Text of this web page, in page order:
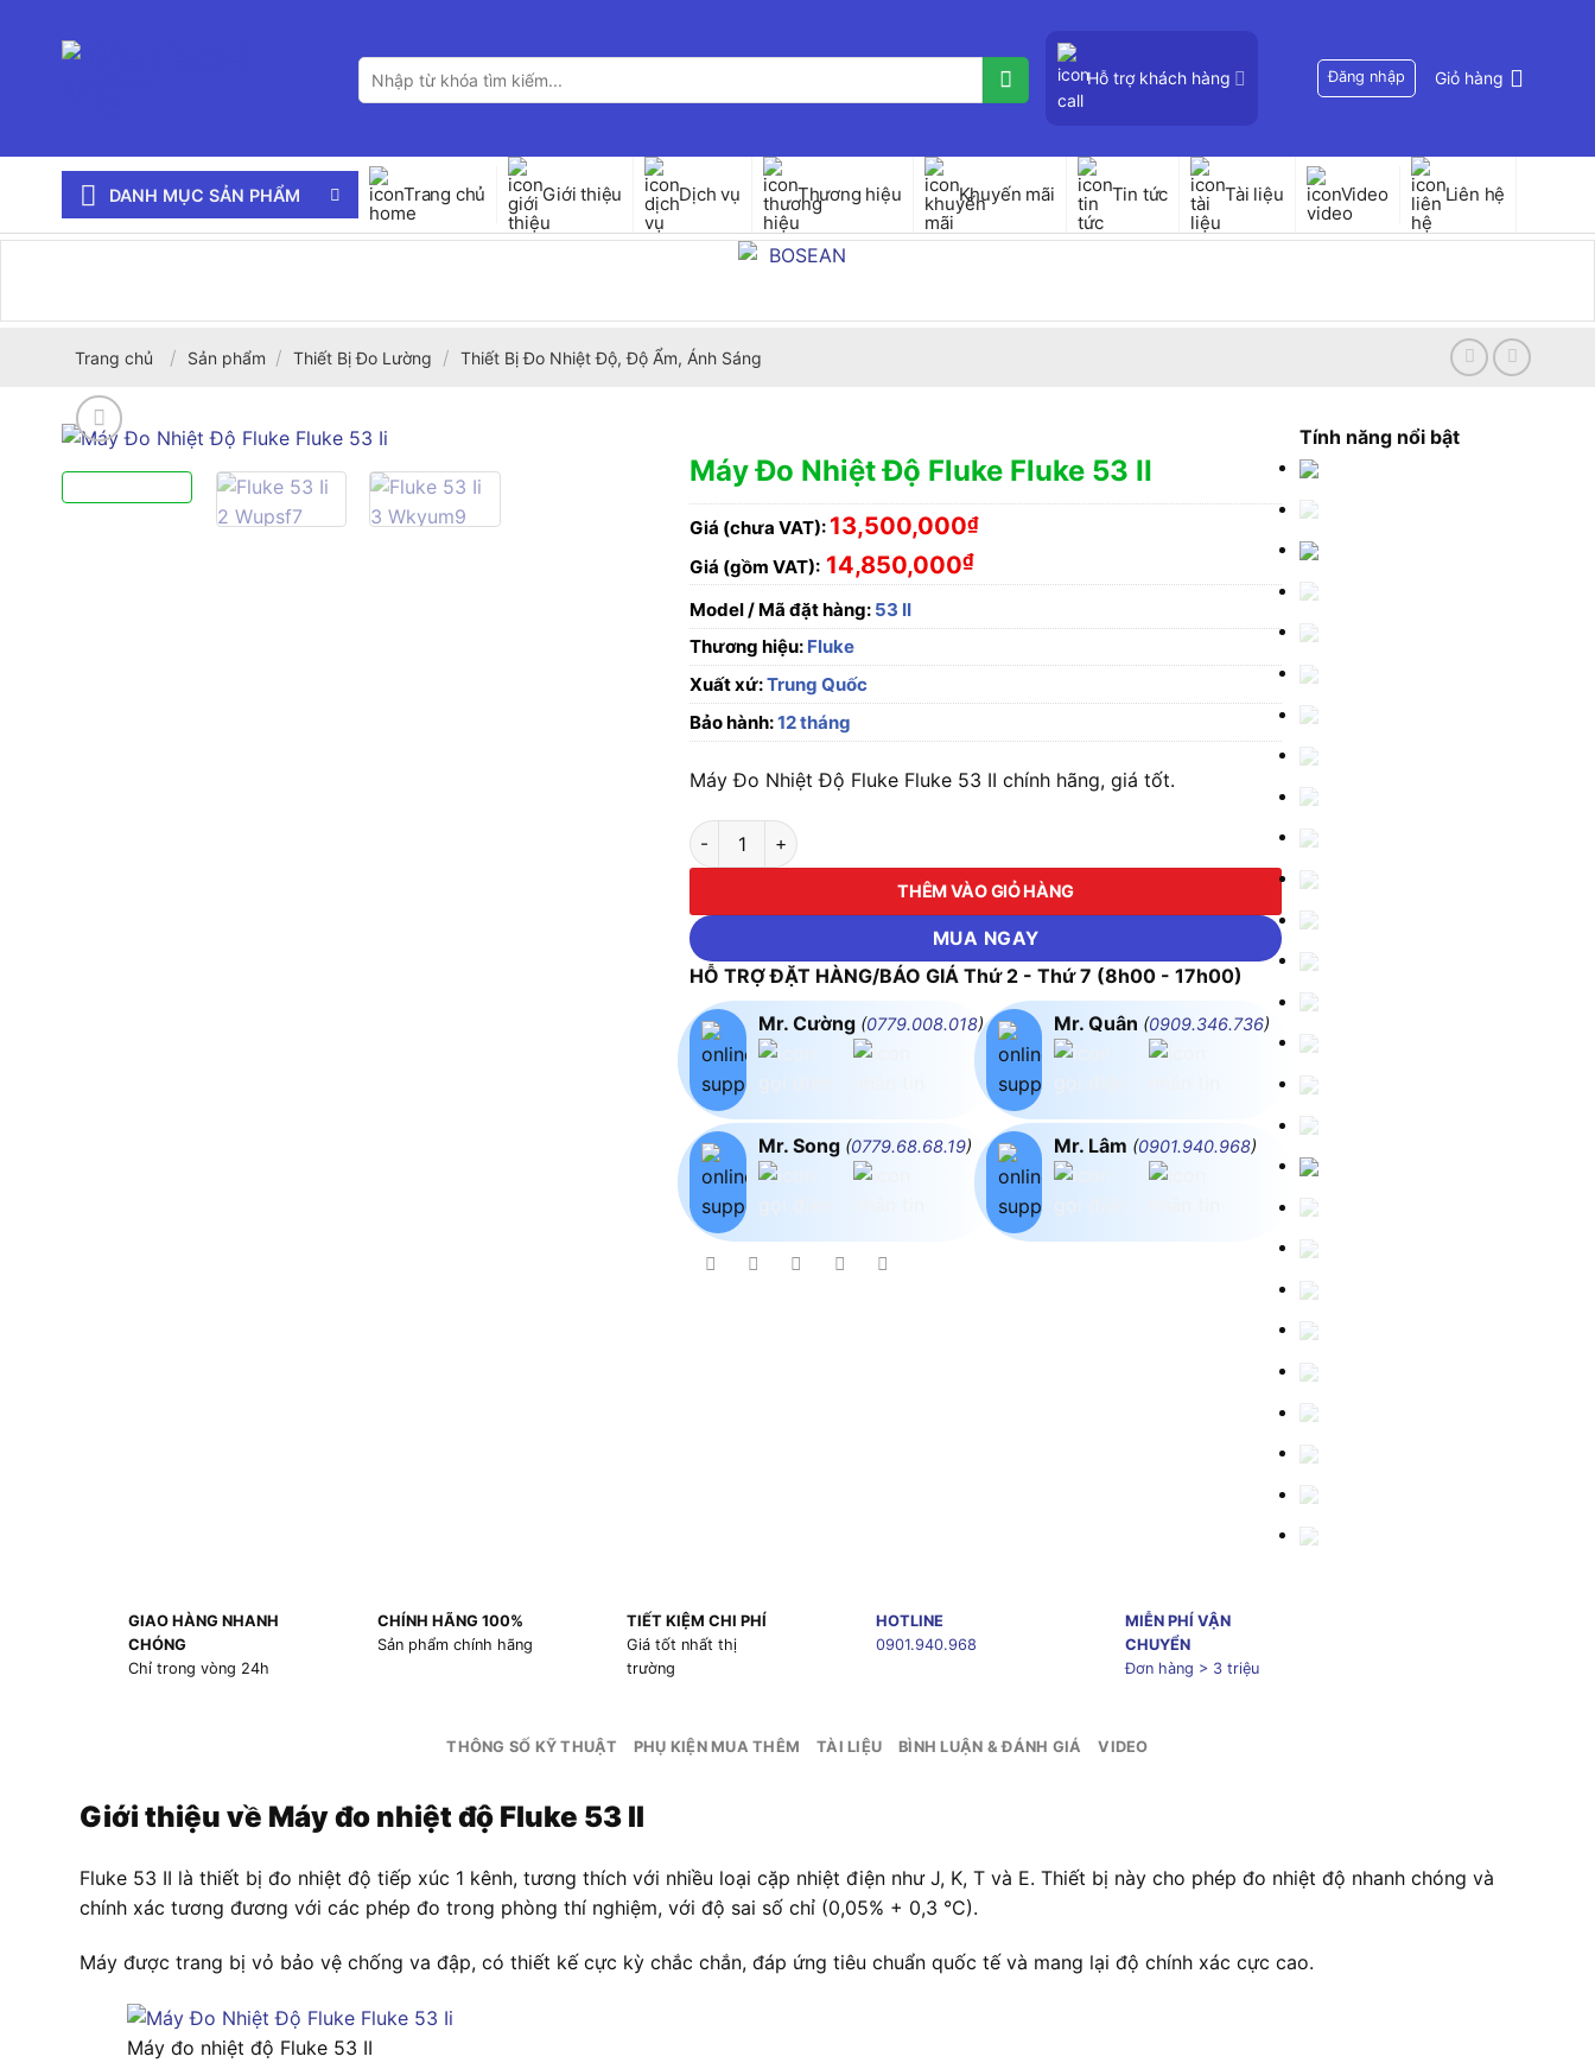
Tìm
kiếm:
Hỗ trợ khách hàng Đăng nhập Giỏ hàng
DANH MỤC SẢN PHẨM Trang chủ Giới thiệu Dịch vụ Thương hiệu Khuyến mãi Tin tức Tài liệu Video Liên hệ
Trang chủ / Sản phẩm / Thiết Bị Đo Lường / Thiết Bị Đo Nhiệt Độ, Độ Ẩm, Ánh Sáng
Máy Đo Nhiệt Độ Fluke Fluke 53 II
Giá (chưa VAT): 13,500,000₫
Giá (gồm VAT): 14,850,000₫
Model / Mã đặt hàng: 53 II
Thương hiệu: Fluke
Xuất xứ:Trung Quốc
Bảo hành:12 tháng
Máy Đo Nhiệt Độ Fluke Fluke 53 II chính hãng, giá tốt.
Máy Đo Nhiệt Độ Fluke Fluke 53 II số lượng
THÊM VÀO GIỎ HÀNG
MUA NGAY
HỖ TRỢ ĐẶT HÀNG/BÁO GIÁ Thứ 2 - Thứ 7 (8h00 - 17h00)
Mr. Cường (0779.008.018)
Mr. Song (0779.68.68.19)
Mr. Quân (0909.346.736)
Mr. Lâm (0901.940.968)
Tính năng nổi bật
GIAO HÀNG NHANH
CHÓNG
Chỉ trong vòng 24h
CHÍNH HÃNG 100%
Sản phẩm chính hãng
TIẾT KIỆM CHI PHÍ
Giá tốt nhất thị
trường
HOTLINE
0901.940.968
MIỄN PHÍ VẬN
CHUYỂN
Đơn hàng > 3 triệu
THÔNG SỐ KỸ THUẬT PHỤ KIỆN MUA THÊM TÀI LIỆU BÌNH LUẬN & ĐÁNH GIÁ VIDEO
Giới thiệu về Máy đo nhiệt độ Fluke 53 II
Fluke 53 II là thiết bị đo nhiệt độ tiếp xúc 1 kênh, tương thích với nhiều loại cặp nhiệt điện như J, K, T và E. Thiết bị này cho phép đo nhiệt độ nhanh chóng và
chính xác tương đương với các phép đo trong phòng thí nghiệm, với độ sai số chỉ (0,05% + 0,3 °C).
Máy được trang bị vỏ bảo vệ chống va đập, có thiết kế cực kỳ chắc chắn, đáp ứng tiêu chuẩn quốc tế và mang lại độ chính xác cực cao.
Máy đo nhiệt độ Fluke 53 II